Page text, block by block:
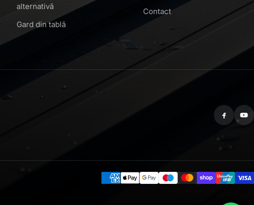
alternativă
Gard din tablă
Contact